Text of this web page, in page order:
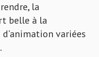
la
belle à la
variées